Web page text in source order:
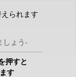
られます
しょう-
押すと
す